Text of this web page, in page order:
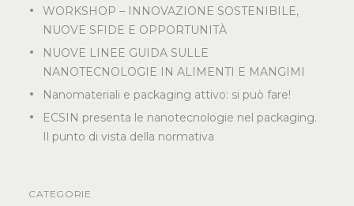
WORKSHOP – INNOVAZIONE SOSTENIBILE,
NUOVE SFIDE E OPPORTUNITÀ
NUOVE LINEE GUIDA SULLE
NANOTECNOLOGIE IN ALIMENTI E MANGIMI
Nanomateriali e packaging attivo: si può fare!
ECSIN presenta le nanotecnologie nel packaging.
Il punto di vista della normativa
CATEGORIE